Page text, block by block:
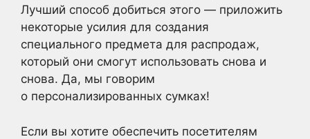
Лучший способ добиться этого — приложить
некоторые усилия для создания
специального предмета для распродаж,
который они смогут использовать снова и
снова. Да, мы говорим
о персонализированных сумках!
Если вы хотите обеспечить посетителям